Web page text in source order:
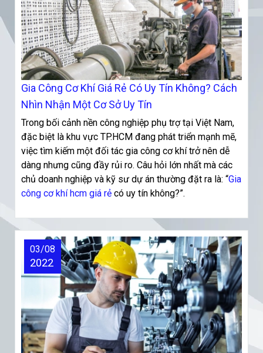
Gia Công Cơ Khí Giá Rẻ Có Uy Tín Không? Cách
Nhìn Nhận Một Cơ Sở Uy Tín
Trong bối cảnh nền công nghiệp phụ trợ tại Việt Nam,
đặc biệt là khu vực TP.HCM đang phát triển mạnh mẽ,
việc tìm kiếm một đối tác gia công cơ khí trở nên dễ
dàng nhưng cũng đầy rủi ro. Câu hỏi lớn nhất mà các
chủ doanh nghiệp và kỹ sư dự án thường đặt ra là: “Gia
công cơ khí hcm giá rẻ có uy tín không?”.
03/08
2022